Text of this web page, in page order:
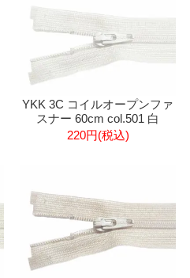
YKK 3C コイルオープンファ
スナー 60cm col.501 白
220円(税込)